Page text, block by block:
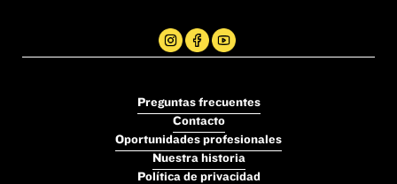
Preguntas frecuentes
Contacto
Oportunidades profesionales
Nuestra historia
Política de privacidad